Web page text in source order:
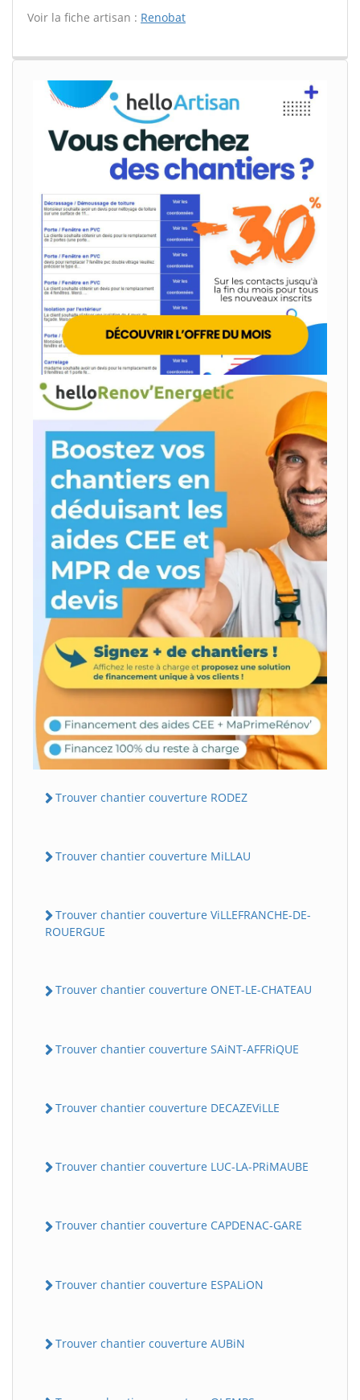
Voir la fiche artisan : Renobat
Trouver chantier couverture RODEZ
Trouver chantier couverture MiLLAU
Trouver chantier couverture ViLLEFRANCHE-DE-
ROUERGUE
Trouver chantier couverture ONET-LE-CHATEAU
Trouver chantier couverture SAiNT-AFFRiQUE
Trouver chantier couverture DECAZEViLLE
Trouver chantier couverture LUC-LA-PRiMAUBE
Trouver chantier couverture CAPDENAC-GARE
Trouver chantier couverture ESPALiON
Trouver chantier couverture AUBiN